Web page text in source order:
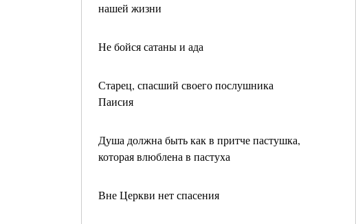
нашей жизни
Не бойся сатаны и ада
Старец, спасший своего послушника
Паисия
Душа должна быть как в притче пастушка,
которая влюблена в пастуха
Вне Церкви нет спасения